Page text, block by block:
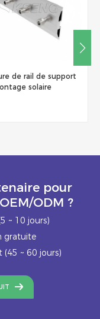
mise à la terre de
solaires en acier
pour
ODM ?
~ 10 jours)
gratuite
~ 60 jours)